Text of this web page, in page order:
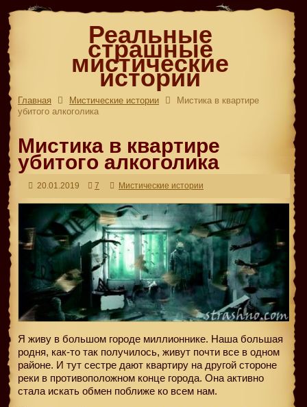
Реальные
страшные
мистические
истории
Главная Мистические истории
Мистика в квартире
убитого алкоголика
Мистика в квартире
убитого алкоголика
20.01.2019 7 Мистические истории
Я живу в большом городе миллионнике. Наша большая
родня, как-то так получилось, живут почти все в одном
районе. И тут сестре дают квартиру на другой стороне
реки в противоположном конце города. Она активно
стала искать обмен поближе ко всем нам.